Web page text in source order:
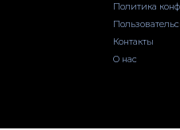
Политика
Контакты
О нас